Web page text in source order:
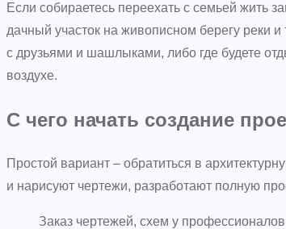
Если собираетесь переехать с семьей жить
дачный участок на живописном берегу реки
с друзьями и шашлыками, либо где будете
воздухе.
С чего начать создание
Простой вариант – обратиться в
и нарисуют чертежи, разработают полную
Заказ чертежей, схем у